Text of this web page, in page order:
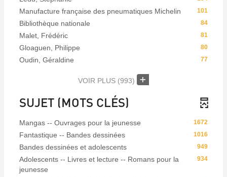
101
Manufacture française des pneumatiques Michelin
84
Bibliothèque nationale
81
Malet, Frédéric
80
Gloaguen, Philippe
77
Oudin, Géraldine
VOIR PLUS (993)
SUJET (MOTS CLÉS)
1672
Mangas -- Ouvrages pour la jeunesse
1016
Fantastique -- Bandes dessinées
949
Bandes dessinées et adolescents
934
Adolescents -- Livres et lecture -- Romans pour la
jeunesse